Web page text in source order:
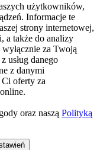
użytkowników,
Informacje te
strony internetowej,
a także do analizy
za Twoją
usług danego
z danymi
oferty za
oraz naszą Polityką